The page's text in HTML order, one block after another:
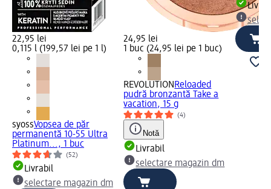
22,95 lei
0,115 l (199,57 lei pe 1 l)
syossVopsea de păr
permanentă 10-55 Ultra
Platinum..., 1 buc
(52)
Livrabil
selectare magazin dm
24,95 lei
1 buc (24,95 lei pe 1 buc)
REVOLUTION Reloaded
pudră bronzantă Take a
vacation, 15 g
(4)
Notă
Livrabil
selectare magazin dm